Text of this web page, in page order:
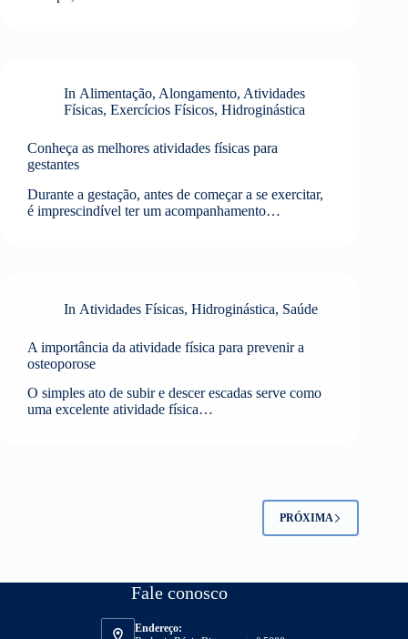
In Alimentação, Alongamento, Atividades
Físicas, Exercícios Físicos, Hidroginástica
Conheça as melhores atividades físicas para
gestantes
Durante a gestação, antes de começar a se exercitar,
é imprescindível ter um acompanhamento…
In Atividades Físicas,Hidroginástica, Saúde
A importância da atividade física para prevenir a
osteoporose
O simples ato de subir e descer escadas serve como
uma excelente atividade física…
PRÓXIMA
Fale conosco
Endereço: